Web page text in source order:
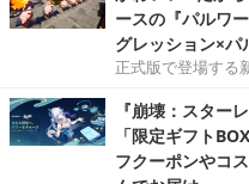
ースの『パルワ
グレッション×パ
正式版で登場する
『崩壊：スター
「限定ギフト
フクーポンやコ